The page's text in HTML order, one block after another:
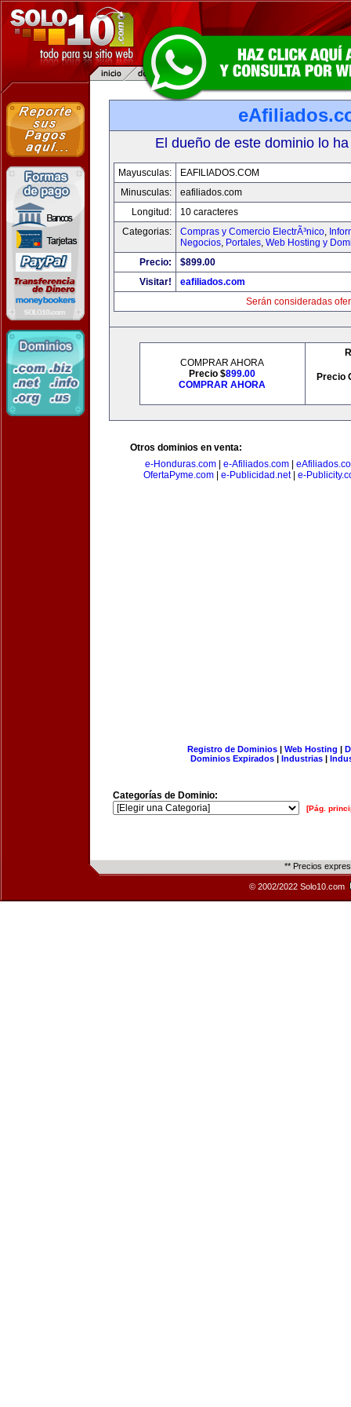
El dueño de este dominio lo
Mayusculas:
EAFILIADOS.COM
Minusculas:
eafiliados.com
Longitud:
10 caracteres
Categorias:
Compras y Comercio ElectrÃ³nico,
Negocios, Portales, Web Hosting y
Precio:
$899.00
Visitar!
eafiliados.com
Serán consideradas
COMPRAR AHORA
Precio $899.00
COMPRAR AHORA
Precio
Otros dominios en venta:
e-Honduras.com| e-Afiliados.com|
OfertaPyme.com| e-Publicidad.net| e-
Registro de Dominios| Web Hosting |
Dominios Expirados | Industrias |
Categorías de Dominio:
[Pág.
** Precios
© 2002/2022 Solo10.com